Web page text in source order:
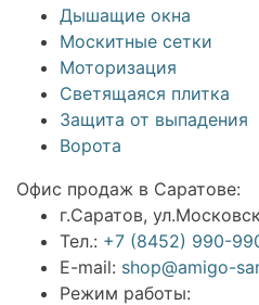
Дышащие окна
Москитные сетки
Моторизация
Светящаяся плитка
Защита от выпадения
Ворота
Офис продаж в Саратове:
г.Саратов,
Тел.: +7 (8452) 990-
E-mail: shop@amigo-
Режим работы: